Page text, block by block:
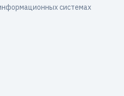
системах